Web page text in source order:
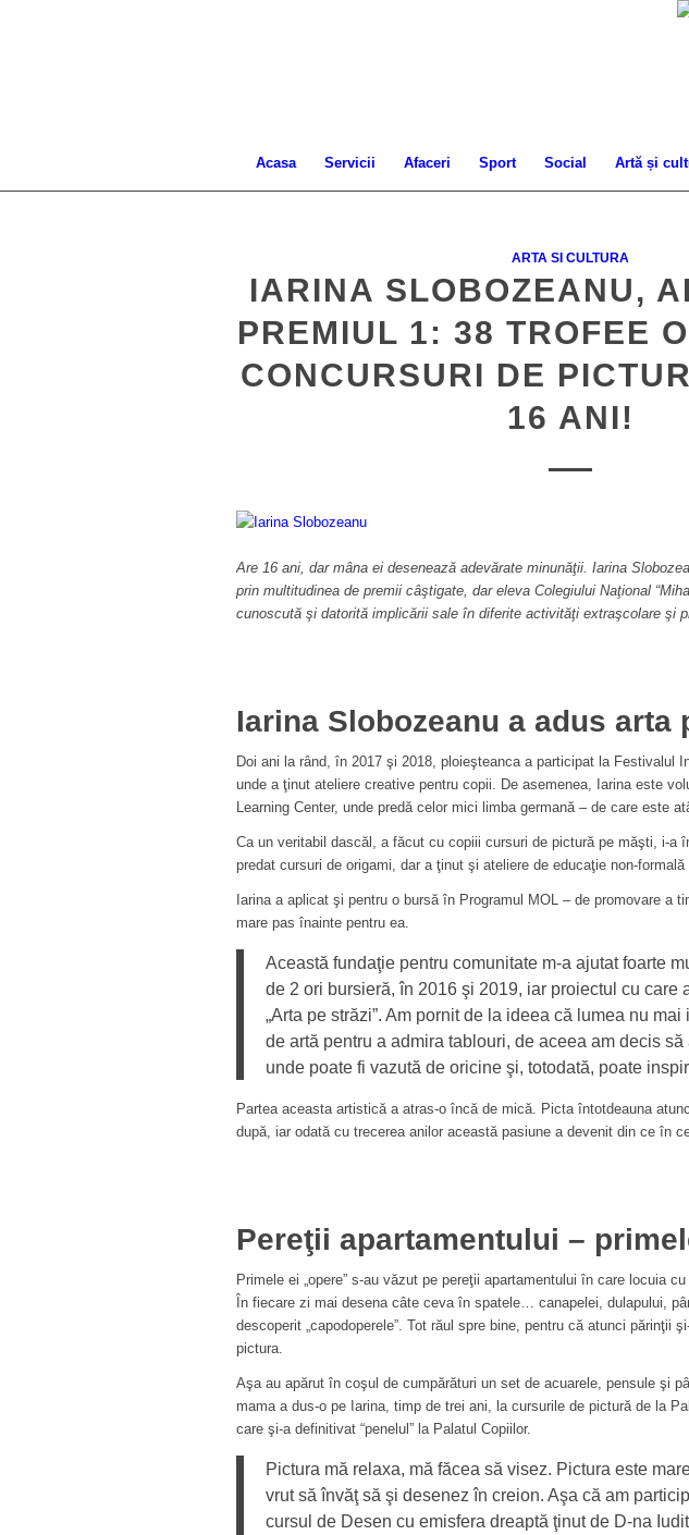
Acasa Servicii Afaceri Sport Social Artă și
ARTA SI CULTURA
IARINA SLOBOZEANU,
PREMIUL 1: 38 TROFEE
CONCURSURI DE
16 ANI!
Are 16 ani, dar mâna ei desenează adevărate minunăţii. Iarina
prin multitudinea de premii câştigate, dar eleva Colegiului Naţional
cunoscută şi datorită implicării sale în diferite activităţi extraşcolare şi
Iarina Slobozeanu a adus arta
Doi ani la rând, în 2017 şi 2018, ploieşteanca a participat la Festivalul
unde a ţinut ateliere creative pentru copii. De asemenea, Iarina este
Learning Center, unde predă celor mici limba germană – de care este
Ca un veritabil dascăl, a făcut cu copiii cursuri de pictură pe măşti, i-a
predat cursuri de origami, dar a ţinut şi ateliere de educaţie non-
Iarina a aplicat şi pentru o bursă în Programul MOL – de promovare a
mare pas înainte pentru ea.
Această fundaţie pentru comunitate m-a ajutat foarte
de 2 ori bursieră, în 2016 şi 2019, iar proiectul cu care
„Arta pe străzi”. Am pornit de la ideea că lumea nu
de artă pentru a admira tablouri, de aceea am decis
unde poate fi vazută de oricine şi, totodată, poate
Partea aceasta artistică a atras-o încă de mică. Picta întotdeauna
după, iar odată cu trecerea anilor această pasiune a devenit din ce în
Pereţii apartamentului –
Primele ei „opere” s-au văzut pe pereţii apartamentului în care locuia
În fiecare zi mai desena câte ceva în spatele… canapelei, dulapului,
descoperit „capodoperele”. Tot răul spre bine, pentru că atunci părinţii
pictura.
Aşa au apărut în coşul de cumpărături un set de acuarele, pensule şi
mama a dus-o pe Iarina, timp de trei ani, la cursurile de pictură de la
care şi-a definitivat “penelul” la Palatul Copiilor.
Pictura mă relaxa, mă făcea să visez. Pictura este
vrut să învăţ să şi desenez în creion. Aşa că am
cursul de Desen cu emisfera dreaptă ţinut de D-na